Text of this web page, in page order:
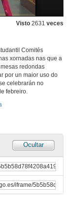
Visto 2631 veces
Comités
xornadas nas que a
redondas
por un maior uso do
celebrarán no
febreiro.
Ocultar
sociais
Martínez
P. Igrexas